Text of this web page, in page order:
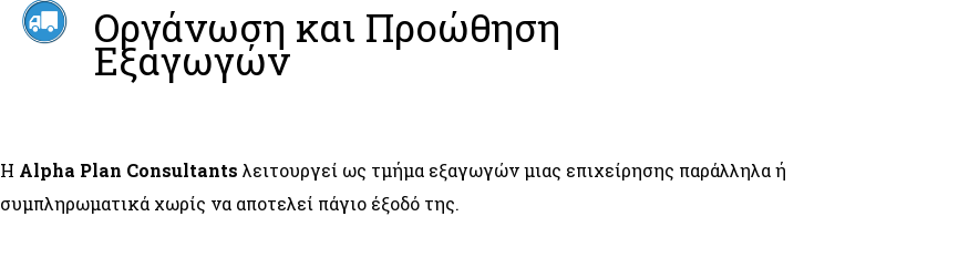
Οργάνωση και Προώθηση
Εξαγωγών
Η Alpha Plan Consultants λειτουργεί ως τμήμα εξαγωγών μιας επιχείρησης παράλληλα ή
συμπληρωματικά χωρίς να αποτελεί πάγιο έξοδό της.